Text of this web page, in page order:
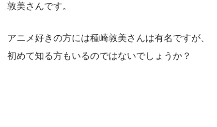
敦美さんです。
アニメ好きの方には種崎敦美さんは有名ですが、
初めて知る方もいるのではないでしょうか？